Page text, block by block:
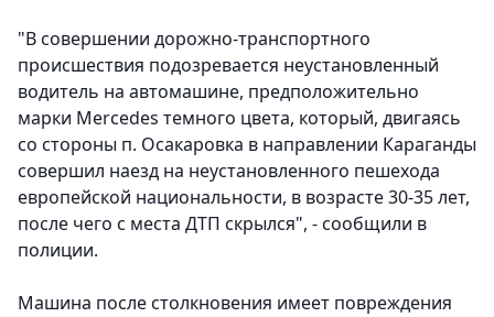
"В совершении дорожно-транспортного
происшествия подозревается неустановленный
водитель на автомашине, предположительно
марки Mercedes темного цвета, который, двигаясь
со стороны п. Осакаровка в направлении Караганды
совершил наезд на неустановленного пешехода
европейской национальности, в возрасте 30-35 лет,
после чего с места ДТП скрылся", - сообщили в
полиции.
Машина после столкновения имеет повреждения